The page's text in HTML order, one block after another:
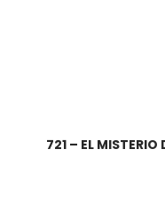
721 – EL MISTERIO